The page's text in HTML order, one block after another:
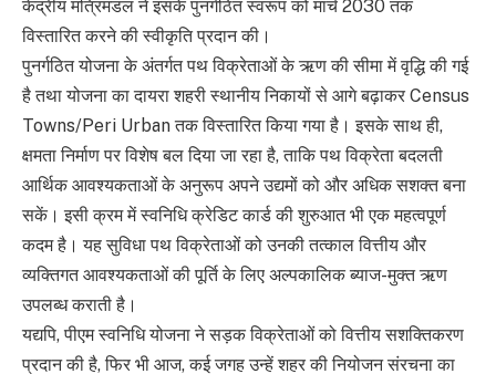
केंद्रीय मंत्रिमंडल ने इसके पुनर्गठित स्वरूप को मार्च 2030 तक
विस्तारित करने की स्वीकृति प्रदान की।
पुनर्गठित योजना के अंतर्गत पथ विक्रेताओं के ऋण की सीमा में वृद्धि की गई
है तथा योजना का दायरा शहरी स्थानीय निकायों से आगे बढ़ाकर Census
Towns/Peri Urban तक विस्तारित किया गया है। इसके साथ ही,
क्षमता निर्माण पर विशेष बल दिया जा रहा है, ताकि पथ विक्रेता बदलती
आर्थिक आवश्यकताओं के अनुरूप अपने उद्यमों को और अधिक सशक्त बना
सकें। इसी क्रम में स्वनिधि क्रेडिट कार्ड की शुरुआत भी एक महत्वपूर्ण
कदम है। यह सुविधा पथ विक्रेताओं को उनकी तत्काल वित्तीय और
व्यक्तिगत आवश्यकताओं की पूर्ति के लिए अल्पकालिक ब्याज-मुक्त ऋण
उपलब्ध कराती है।
यद्यपि, पीएम स्वनिधि योजना ने सड़क विक्रेताओं को वित्तीय सशक्तिकरण
प्रदान की है, फिर भी आज, कई जगह उन्हें शहर की नियोजन संरचना का